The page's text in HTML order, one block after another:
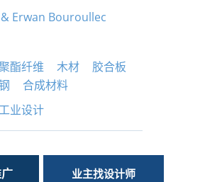
Erwan Bouroullec
酯纤维 木材
胶合板
合成材料
业设计
业主找设计师